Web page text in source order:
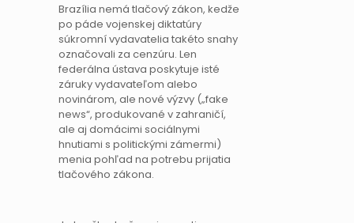
Brazília nemá tlačový zákon, kedže
po páde vojenskej diktatúry
súkromní vydavatelia takéto snahy
označovali za cenzúru. Len
federálna ústava poskytuje isté
záruky vydavateľom alebo
novinárom, ale nové výzvy („fake
news“, produkované v zahraničí,
ale aj domácimi sociálnymi
hnutiami s politickými zámermi)
menia pohľad na potrebu prijatia
tlačového zákona.